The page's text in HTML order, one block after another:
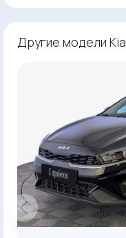
Другие модели Kia